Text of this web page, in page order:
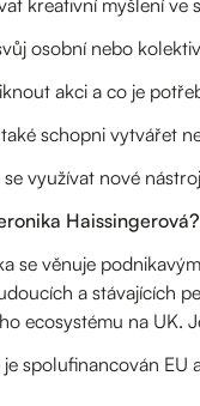
kreativní myšlení ve
osobní nebo
akci a co je
schopni vytvářet
se využívat nové
Haissingerová?
se věnuje
a stávajících
ecosystému na UK.
spolufinancován EU